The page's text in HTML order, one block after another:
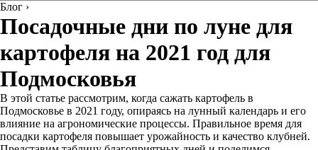
Блог ›
Посадочные дни по луне для
картофеля на 2021 год для
Подмосковья
В этой статье рассмотрим, когда сажать картофель в
Подмосковье в 2021 году, опираясь на лунный календарь и его
влияние на агрономические процессы. Правильное время для
посадки картофеля повышает урожайность и качество клубней.